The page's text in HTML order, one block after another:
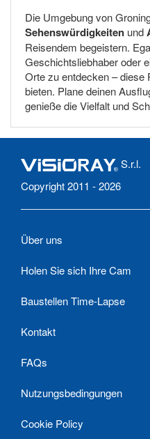
Die Umgebung von
Sehenswürdigkeiten und
Reisendem begeistern.
Geschichtsliebhaber oder
Orte zu entdecken – diese
bieten. Plane deinen
genieße die Vielfalt und
S.r.l.
Copyright 2011 - 2026
Über uns
Holen Sie sich Ihre Cam
Baustellen Time-Lapse
Kontakt
FAQs
Nutzungsbedingungen
Cookie Policy